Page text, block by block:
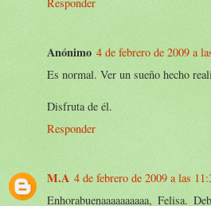
Anónimo 4 de febrero de 2009 a
Es normal. Ver un sueño hecho
Disfruta de él.
Responder
M.A 4 de febrero de 2009 a las
Enhorabuenaaaaaaaaaa, Felisa.